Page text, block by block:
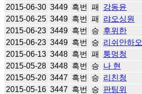
2015-06-30 3449 흑번 패 강동윤
2015-06-25 3449 흑번 패 랴오싱원
2015-06-23 3449 흑번 승 후위한
2015-06-23 3449 흑번 승 리쉬안하오
2015-06-13 3448 흑번 패 퉁멍청
2015-05-28 3448 흑번 승 나 현
2015-05-20 3447 흑번 승 리친청
2015-05-16 3447 흑번 승 판팅위